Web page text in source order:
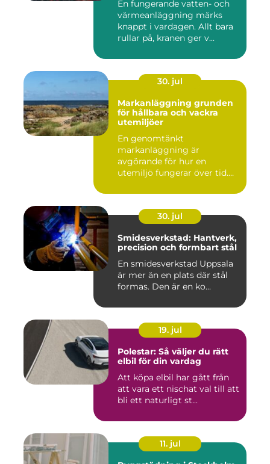
En fungerande vatten- och
värmeanläggning märks
knappt i vardagen. Allt bara
rullar på, kranen ger v...
30. jul
Markanläggning grunden
för hållbara och vackra
utemiljöer
En genomtänkt
markanläggning är
avgörande för hur en
utemiljö fungerar över tid.
30. jul
Smidesverkstad: Hantverk,
precision och formbart stål
En smidesverkstad Uppsala
är mer än en plats där stål
formas. Den är en ko...
19. jul
Polestar: Så väljer du rätt
elbil för din vardag
Att köpa elbil har gått från
att vara ett nischat val till att
bli ett naturligt st...
11. jul